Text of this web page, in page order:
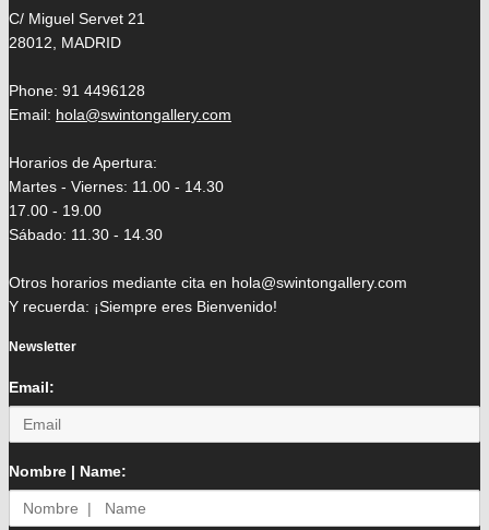
C/ Miguel Servet 21
28012, MADRID
Phone: 91 4496128
Email: hola@swintongallery.com
Horarios de Apertura:
Martes - Viernes: 11.00 - 14.30
17.00 - 19.00
Sábado: 11.30 - 14.30
Otros horarios mediante cita en hola@swintongallery.com
Y recuerda: ¡Siempre eres Bienvenido!
Newsletter
Email:
Nombre | Name: